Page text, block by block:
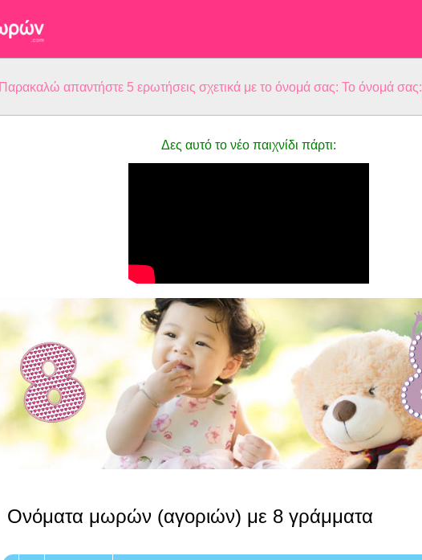
Παρακαλώ απαντήστε 5 ερωτήσεις σχετικά με το όνομά σας: Το όνομά σας:
Δες αυτό το νέο παιχνίδι πάρτι:
Ονόματα μωρών (αγοριών) με 8 γράμματα